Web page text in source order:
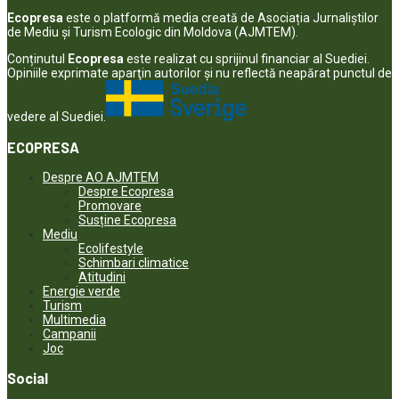
Ecopresa este o platformă media creată de Asociația Jurnaliștilor
de Mediu și Turism Ecologic din Moldova (AJMTEM).
Conținutul
Ecopresa este realizat cu sprijinul financiar al Suediei.
Opiniile exprimate aparţin autorilor şi nu reflectă neapărat punctul de
vedere al Suediei.
ECOPRESA
Despre AO AJMTEM
Despre Ecopresa
Promovare
Susține Ecopresa
Mediu
Ecolifestyle
Schimbari climatice
Atitudini
Energie verde
Turism
Multimedia
Campanii
Joc
Social